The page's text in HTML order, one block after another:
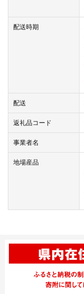
配送時期
配送
返礼品コード
事業者名
地場産品